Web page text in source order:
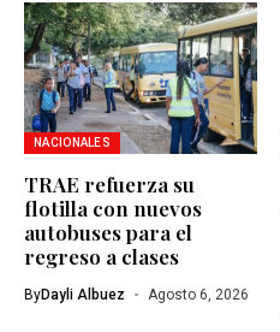
NACIONALES
TRAE refuerza su
flotilla con nuevos
autobuses para el
regreso a clases
ByDayli Albuez Agosto 6, 2026